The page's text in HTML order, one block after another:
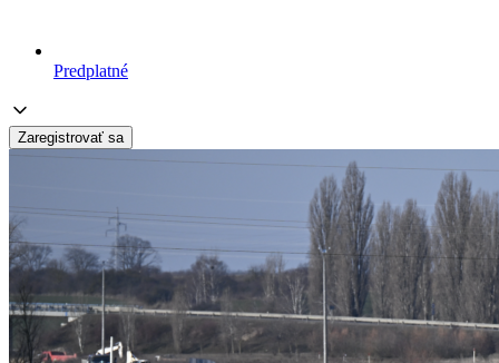
Predplatné
Zaregistrovať sa